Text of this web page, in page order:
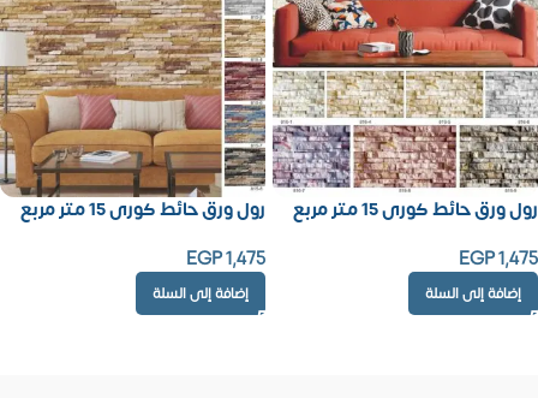
رول ورق حائط كورى 15 متر مربع
EGP1,475
إضافة إلى السلة
رول ورق حائط كورى 15 متر مربع
EGP1,475
إضافة إلى السلة